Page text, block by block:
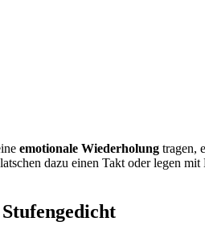
emotionale Wiederholung tragen,
dazu einen Takt oder legen